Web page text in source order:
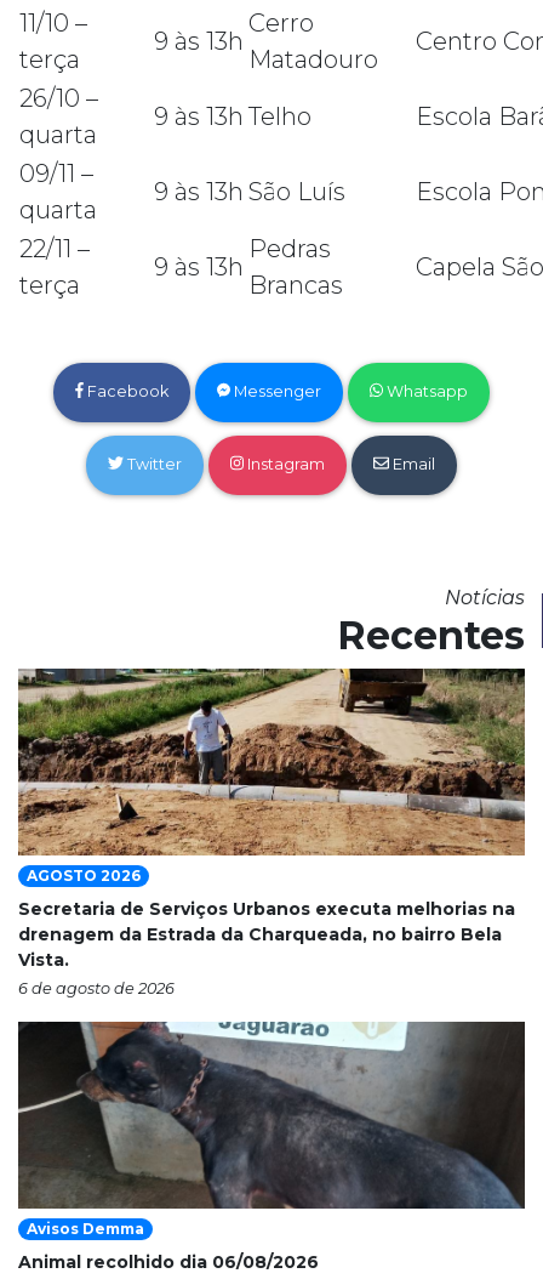
11/10 –
terça
9 às 13h
Cerro
Matadouro
Centro
26/10 –
quarta
9 às 13h Telho
Escola
09/11 –
quarta
9 às 13h São Luís
Escola
22/11 –
terça
9 às 13h
Pedras
Brancas
Capela
Facebook Messenger Whatsapp
Twitter Instagram Email
Notícias
Recentes
AGOSTO 2026
Secretaria de Serviços Urbanos executa melhorias na
drenagem da Estrada da Charqueada, no bairro Bela
Vista.
6 de agosto de 2026
Avisos Demma
Animal recolhido dia 06/08/2026